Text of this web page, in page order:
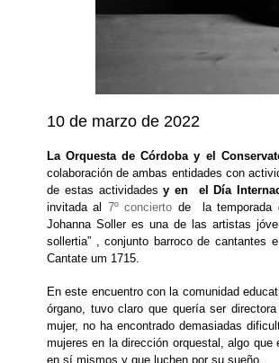
10 de marzo de 2022
La Orquesta de Córdoba y el
colaboración de ambas entidades con
de estas actividadesy en el Día
invitada al 7º concierto de la temporada
Johanna Soller es una de las artistas
sollertia” , conjunto barroco de cantantes
Cantate um 1715.
En este encuentro con la comunidad
órgano, tuvo claro que quería ser
mujer, no ha encontrado demasiadas
mujeres en la dirección orquestal, algo
en sí mismos y que luchen por su sueño.